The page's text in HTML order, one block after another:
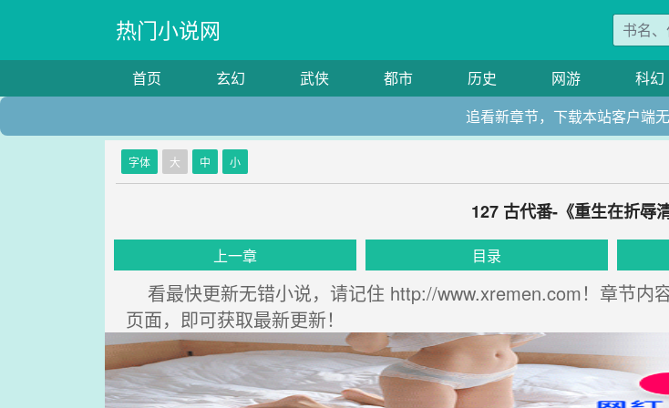
热门小说网
首页 玄幻 武侠 都市 历史 网游 科幻
追看新章节，下载本站客户端
字体 大 中 小
127 古代番-《重生在折辱
上一章 目录
看最快更新无错小说，请记住 http://www.xremen.com！章节内
页面，即可获取最新更新！